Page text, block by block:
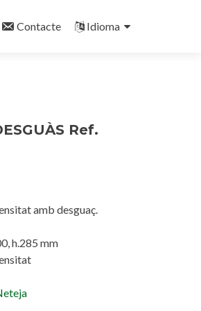
Contacte Idioma
Ref.
amb desguaç.
h.285 mm